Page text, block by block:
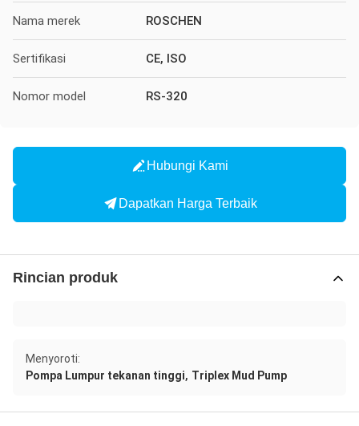
Nama merek ROSCHEN
Sertifikasi CE, ISO
Nomor model RS-320
Hubungi Kami
Dapatkan Harga Terbaik
Rincian produk
Menyoroti:
Pompa Lumpur tekanan tinggi, Triplex Mud Pump